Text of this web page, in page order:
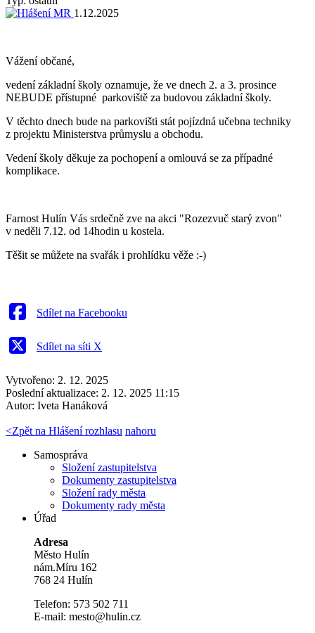
1.12.2025
Vážení občané,
vedení základní školy oznamuje, že ve dnech 2. a 3. prosince
NEBUDE přístupné parkoviště za budovou základní školy.
V těchto dnech bude na parkovišti stát pojízdná učebna techniky
z projektu Ministerstva průmyslu a obchodu.
Vedení školy děkuje za pochopení a omlouvá se za případné
komplikace.
Farnost Hulín Vás srdečně zve na akci "Rozezvuč starý zvon"
v neděli 7.12. od 14hodin u kostela.
Těšit se můžete na svařák i prohlídku věže :-)
Sdílet na Facebooku
Sdílet na síti X
Vytvořeno: 2. 12. 2025
Poslední aktualizace: 2. 12. 2025 11:15
Autor: Iveta Hanáková
<Zpět na Hlášení rozhlasu nahoru
Samospráva
Složení zastupitelstva
Dokumenty zastupitelstva
Složení rady města
Dokumenty rady města
Úřad
Adresa
Město Hulín
nám.Míru 162
768 24 Hulín
Telefon: 573 502 711
E-mail: mesto@hulin.cz